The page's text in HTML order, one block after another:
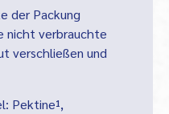
der Packung
nicht verbrauchte
verschließen und
Pektine¹,